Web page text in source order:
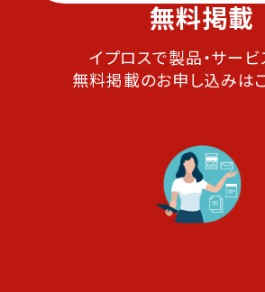
無料掲載
イプロスで製品・サー
無料掲載のお申し込みは